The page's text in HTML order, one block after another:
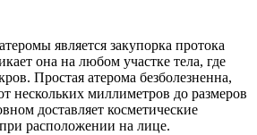
является закупорка протока
она на любом участке тела, где
Простая атерома безболезненна,
нескольких миллиметров до размеров
доставляет косметические
расположении на лице.